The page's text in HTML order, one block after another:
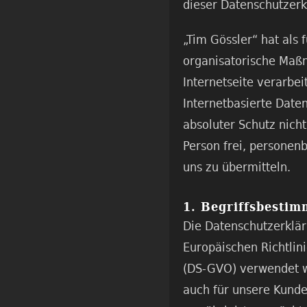
„Tim Gössler“ hat
organisatorische
Internetseite
Internetbasierte
absoluter Schutz
Person frei,
uns zu übermitteln.
1.
Die
Europäischen
(DS-GVO)
auch für unsere